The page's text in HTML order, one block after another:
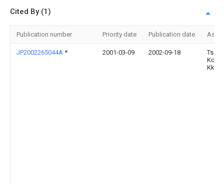
Cited By (1)
Publication number Priority date Publication date
JP2002265044A * 2001-03-09 2002-09-18
Kk